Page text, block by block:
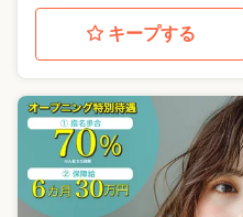
キープする